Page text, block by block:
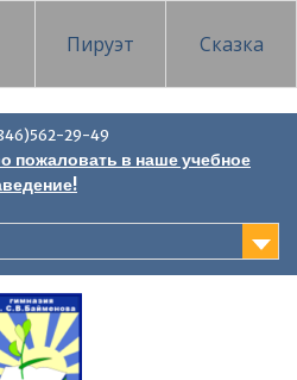
Пируэт Сказка
29-49
пожаловать в наше учебное